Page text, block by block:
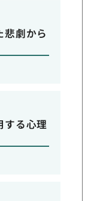
悲劇から
する心理